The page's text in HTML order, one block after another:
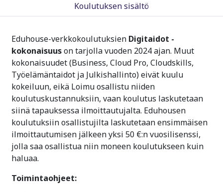
Koulutuksen sisältö
Eduhouse-verkkokoulutuksien Digitaidot -
kokonaisuuson tarjolla vuoden 2024 ajan. Muut
kokonaisuudet (Business, Cloud Pro, Cloudskills,
Työelämäntaidot ja Julkishallinto) eivät kuulu
kokeiluun, eikä Loimu osallistu niiden
koulutuskustannuksiin, vaan koulutus laskutetaan
siinä tapauksessa ilmoittautujalta. Eduhousen
koulutuksiin osallistujilta laskutetaan ensimmäisen
ilmoittautumisen jälkeen yksi 50 €:n vuosilisenssi,
jolla saa osallistua niin moneen koulutukseen kuin
haluaa.
Toimintaohjeet: